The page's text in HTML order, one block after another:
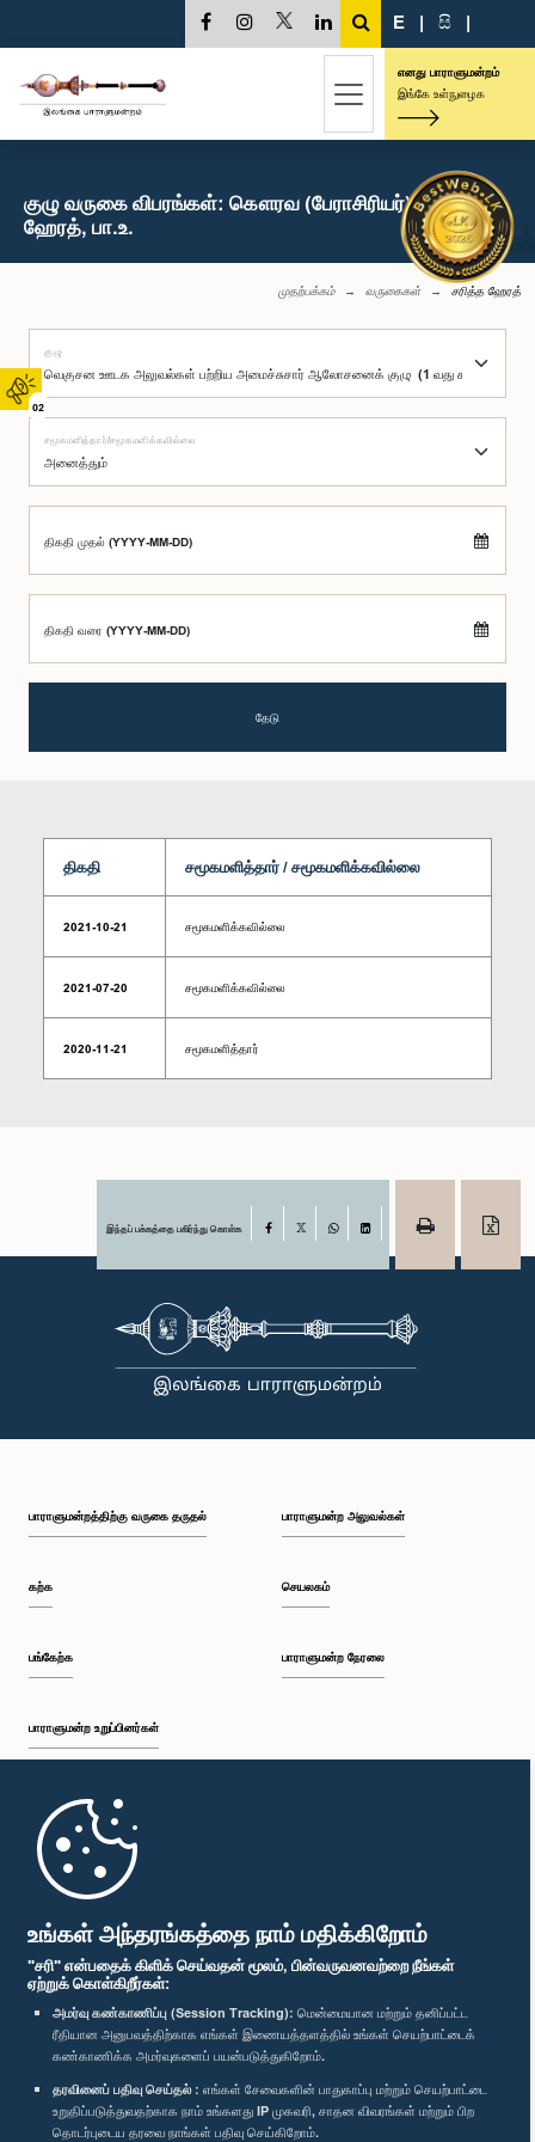
உங்கள் அந்தரங்கத்தை நாம் மதிக்கிறோம்
"சரி" என்பதைக் கிளிக் செய்வதன் மூலம், பின்வருவனவற்றை நீங்கள்
ஏற்றுக் கொள்கிறீர்கள்:
அமர்வு கண்காணிப்பு (Session Tracking): மென்மையான மற்றும் தனிப்பட்ட
ரீதியான அனுபவத்திற்காக எங்கள் இணையத்தளத்தில் உங்கள் செயற்பாட்டைக்
கண்காணிக்க அமர்வுகளைப் பயன்படுத்துகிறோம்.
தரவினைப் பதிவு செய்தல் : எங்கள் சேவைகளின் பாதுகாப்பு மற்றும் செயற்பாட்டை
உறுதிப்படுத்துவதற்காக நாம் உங்களது IP முகவரி, சாதன விவரங்கள் மற்றும் பிற
தொடர்புடைய தரவை நாங்கள் பதிவு செய்கிறோம்.
02
E | සි |
எனது பாராளுமன்றம்
இங்கே உள்நுழைக
குழு வருகை விபரங்கள்: கௌரவ (பேராசிரியர்) சரித்த
ஹேரத், பா.உ.
முதற்பக்கம் வருகைகள் சரித்த ஹேரத்
குழு
சமூகமளித்தார்/சமூகமளிக்கவில்லை
திகதி முதல் (YYYY-MM-DD)
திகதி வரை (YYYY-MM-DD)
தேடு
திகதி சமூகமளித்தார் / சமூகமளிக்கவில்லை
2021-10-21 சமூகமளிக்கவில்லை
2021-07-20 சமூகமளிக்கவில்லை
2020-11-21 சமூகமளித்தார்
இந்தப் பக்கத்தை பகிர்ந்து கொள்க Facebook
பாராளுமன்றத்திற்கு வருகை தருதல்
கற்க
பங்கேற்க
பாராளுமன்ற உறுப்பினர்கள்
முதற்பக்கம்
பாராளுமன்ற அலுவல்கள்
செயலகம்
பாராளுமன்ற நேரலை
பாராளுமன்ற கையடக்க செயலி
எம்மை பின்தொடர்க :
விருதுகள்